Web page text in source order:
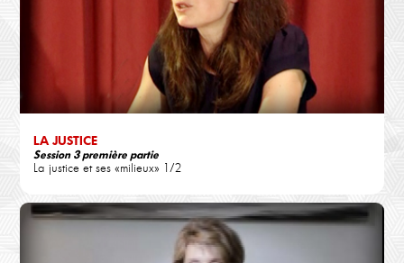
LA JUSTICE
Session 3 première partie
La justice et ses «milieux» 1/2